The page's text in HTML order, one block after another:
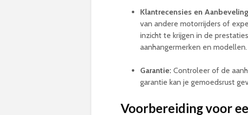
Klantrecensies en
van andere motorrijders of
inzicht te krijgen in de
aanhangermerken en modellen.
Garantie: Controleer of de
garantie kan je gemoedsrust
Voorbereiding voor